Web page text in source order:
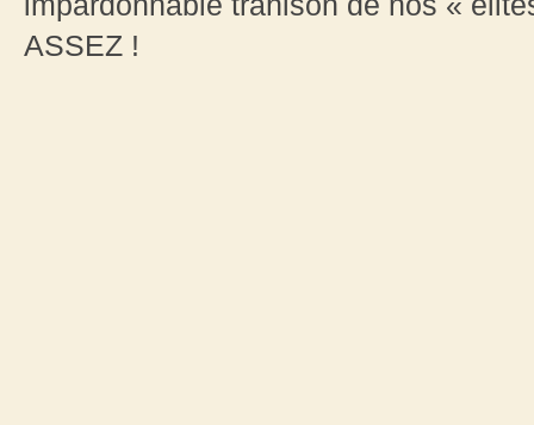
ASSEZ !